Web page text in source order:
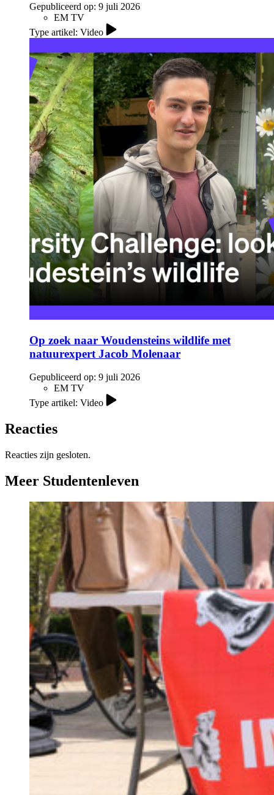
Gepubliceerd op: 9 juli 2026
EM TV
Type artikel: Video
Op zoek naar Woudensteins wildlife met
natuurexpert Jacob Molenaar
Gepubliceerd op: 9 juli 2026
EM TV
Type artikel: Video
Reacties
Reacties zijn gesloten.
Meer Studentenleven